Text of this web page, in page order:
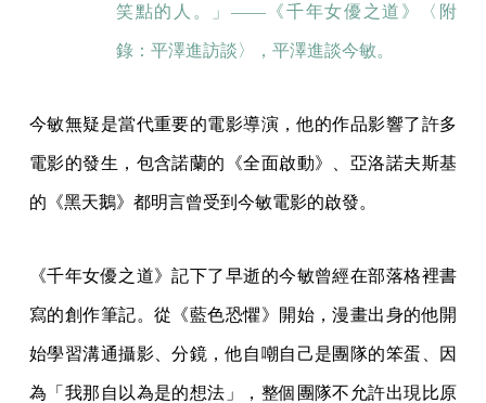
笑點的人。」——《千年女優之道》〈附
錄：平澤進訪談〉，平澤進談今敏。
今敏無疑是當代重要的電影導演，他的作品影響了許多
電影的發生，包含諾蘭的《全面啟動》、亞洛諾夫斯基
的《黑天鵝》都明言曾受到今敏電影的啟發。
《千年女優之道》記下了早逝的今敏曾經在部落格裡書
寫的創作筆記。從《藍色恐懼》開始，漫畫出身的他開
始學習溝通攝影、分鏡，他自嘲自己是團隊的笨蛋、因
為「我那自以為是的想法」，整個團隊不允許出現比原